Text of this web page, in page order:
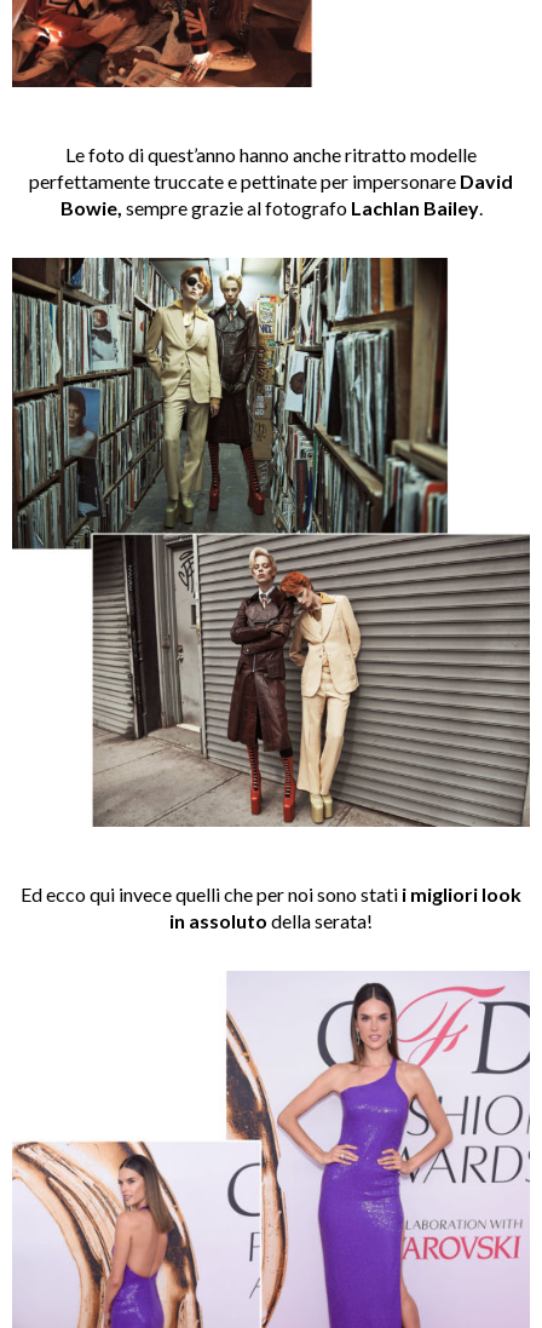
Le foto di quest’anno hanno anche ritratto modelle
perfettamente truccate e pettinate per impersonare David
Bowie, sempre grazie al fotografo Lachlan Bailey.
Ed ecco qui invece quelli che per noi sono stati i migliori look
in assoluto della serata!